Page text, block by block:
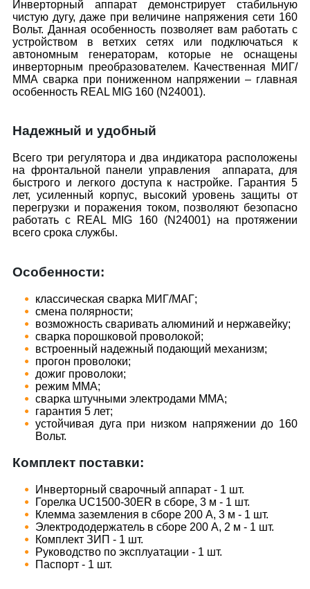
Инверторный аппарат демонстрирует стабильную
чистую дугу, даже при величине напряжения сети 160
Вольт. Данная особенность позволяет вам работать с
устройством в ветхих сетях или подключаться к
автономным генераторам, которые не оснащены
инверторным преобразователем. Качественная МИГ/
ММА сварка при пониженном напряжении – главная
особенность REAL MIG 160 (N24001).
Надежный и удобный
Всего три регулятора и два индикатора расположены
на фронтальной панели управления аппарата, для
быстрого и легкого доступа к настройке. Гарантия 5
лет, усиленный корпус, высокий уровень защиты от
перегрузки и поражения током, позволяют безопасно
работать с REAL MIG 160 (N24001) на протяжении
всего срока службы.
Особенности:
классическая сварка МИГ/МАГ;
смена полярности;
возможность сваривать алюминий и нержавейку;
сварка порошковой проволокой;
встроенный надежный подающий механизм;
прогон проволоки;
дожиг проволоки;
режим ММА;
сварка штучными электродами ММА;
гарантия 5 лет;
устойчивая дуга при низком напряжении до 160
Вольт.
Комплект поставки:
Инверторный сварочный аппарат - 1 шт.
Горелка UC1500-30ER в сборе, 3 м - 1 шт.
Клемма заземления в сборе 200 А, 3 м - 1 шт.
Электрододержатель в сборе 200 А, 2 м - 1 шт.
Комплект ЗИП - 1 шт.
Руководство по эксплуатации - 1 шт.
Паспорт - 1 шт.